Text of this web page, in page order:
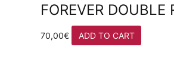
FOREVER DOUBLE
70,00€ ADD TO CART